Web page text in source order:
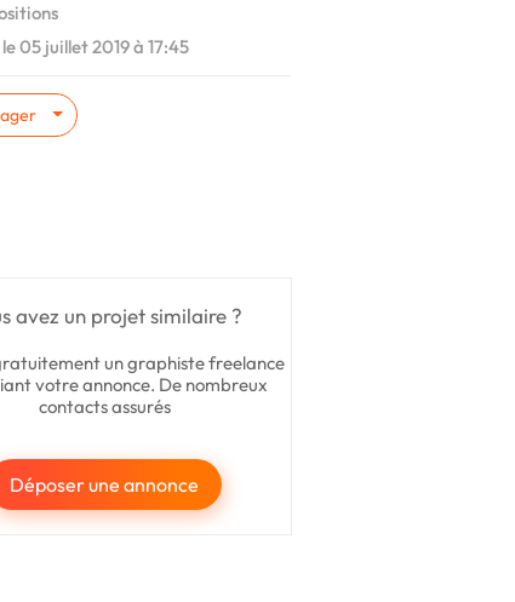
05 juillet 2019 à 17:45
avez un projet similaire ?
un graphiste freelance
votre annonce. De nombreux
contacts assurés
Déposer une annonce